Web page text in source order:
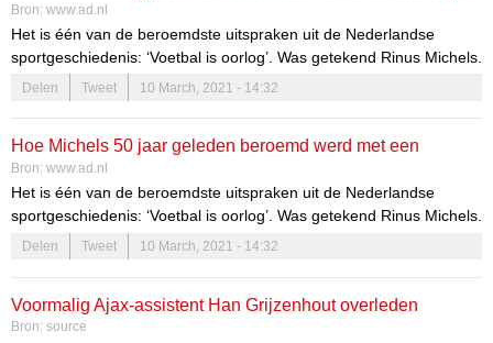
geleden nou precies?
Bron: www.ad.nl
Het is één van de beroemdste uitspraken uit de Nederlandse
sportgeschiedenis: ‘Voetbal is oorlog’. Was getekend Rinus Michels.
De misschien wel beste trainer die ons land ooit gekend heeft, zei
het vandaag precies 50 jaar geleden in een interview met het AD.
Delen Tweet 10 March, 2021 - 14:32
Hoe Michels 50 jaar geleden beroemd werd met een
uitspraak die hij nooit gedaan heeft
Bron: www.ad.nl
Het is één van de beroemdste uitspraken uit de Nederlandse
sportgeschiedenis: ‘Voetbal is oorlog’. Was getekend Rinus Michels.
De misschien wel beste trainer die ons land ooit gekend heeft, zei
het vandaag precies 50 jaar geleden in een interview met het AD.
Delen Tweet 10 March, 2021 - 14:32
Voormalig Ajax-assistent Han Grijzenhout overleden
Bron: source